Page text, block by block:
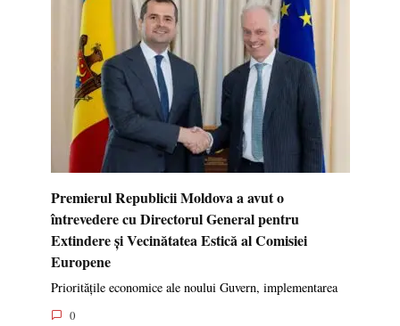
Premierul Republicii Moldova a avut o
întrevedere cu Directorul General pentru
Extindere și Vecinătatea Estică al Comisiei
Europene
Prioritățile economice ale noului Guvern, implementarea
0